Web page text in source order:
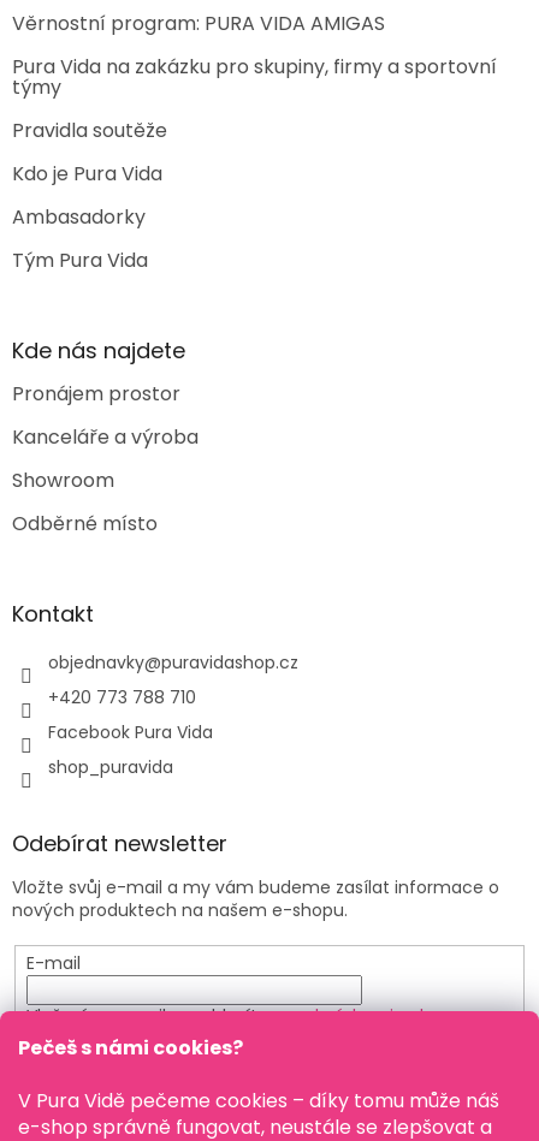
Pečeš s námi cookies?
V Pura Vidě pečeme cookies – díky tomu může náš
e-shop správně fungovat, neustále se zlepšovat a
Věrnostní program: PURA VIDA AMIGAS
Pura Vida na zakázku pro skupiny, firmy a sportovní
týmy
Pravidla soutěže
Kdo je Pura Vida
Ambasadorky
Tým Pura Vida
Kde nás najdete
Pronájem prostor
Kanceláře a výroba
Showroom
Odběrné místo
Kontakt
objednavky@puravidashop.cz
+420 773 788 710
Facebook Pura Vida
shop_puravida
Odebírat newsletter
Vložte svůj e-mail a my vám budeme zasílat informace o
nových produktech na našem e-shopu.
E-mail
Vložením e-mailu souhlasíte spodmínkami ochrany
osobních údajů
PŘIHLÁSIT SE